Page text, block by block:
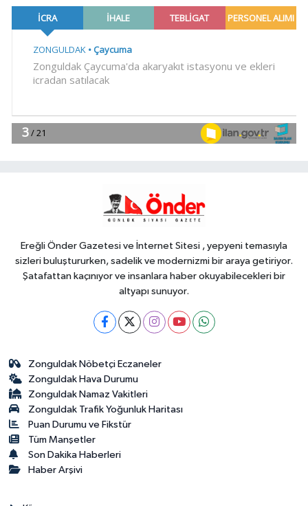
gemi
18:52Türk Tarih Kurumu'ndan tarihi
18:48 .
Ereğli Önder Gazetesi ve İnternet Sitesi , yepyeni temasıyla
sizleri buluştururken, sadelik ve modernizmi bir araya getiriyor.
Şatafattan kaçınıyor ve insanlara haber okuyabilecekleri bir
altyapı sunuyor.
Zonguldak Nöbetçi Eczaneler
Zonguldak Hava Durumu
Zonguldak Namaz Vakitleri
Zonguldak Trafik Yoğunluk Haritası
Puan Durumu ve Fikstür
Tüm Manşetler
Son Dakika Haberleri
Haber Arşivi